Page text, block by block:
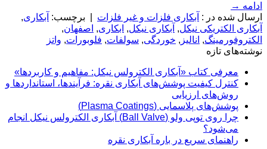
ادامه →
ارسال شده در : آبکاری فلزات و غیر فلزات برچسب: آبکاری,
آبکاری الکتریکی نیکل, آبکاری نیکل, ابکاری, اصفهان,
الکتروفورمینگ, انالیز , خوردگی, سولفات, فلوبورات, واتز
نوشته‌های تازه
معرفی کتاب «آبکاری الکترولس نیکل: مفاهیم و کاربردها»
کنترل کیفیت پوشش‌های آبکاری نقره: فرآیندها، استانداردها و
روش‌های ارزیابی
پوشش‌های پلاسمایی (Plasma Coatings)
چرا روی توپی‌ ولو (Ball Valve) آبکاری الکترولس نیکل انجام
می‌شود؟
راهنمای سریع در باره آبکاری نقره